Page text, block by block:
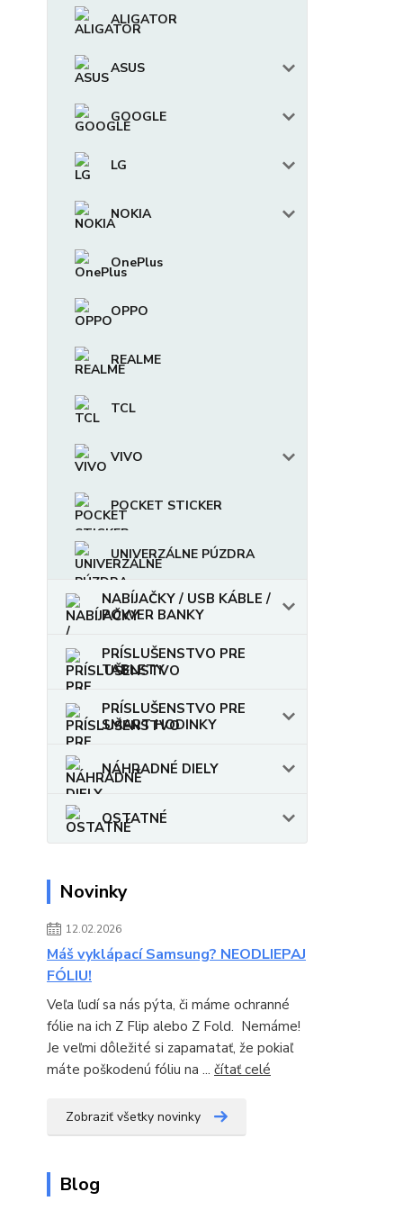
ALIGATOR
ASUS
GOOGLE
LG
NOKIA
OnePlus
OPPO
REALME
TCL
VIVO
POCKET STICKER
UNIVERZÁLNE PÚZDRA
NABÍJAČKY / USB KÁBLE /
POWER BANKY
PRÍSLUŠENSTVO PRE
TABLETY
PRÍSLUŠENSTVO PRE
SMART HODINKY
NÁHRADNÉ DIELY
OSTATNÉ
Novinky
12.02.2026
Máš vyklápací Samsung? NEODLIEPAJ
FÓLIU!
Veľa ľudí sa nás pýta, či máme ochranné
fólie na ich Z Flip alebo Z Fold. Nemáme!
Je veľmi dôležité si zapamatať, že pokiaľ
máte poškodenú fóliu na ... čítať celé
Zobraziť všetky novinky
Blog